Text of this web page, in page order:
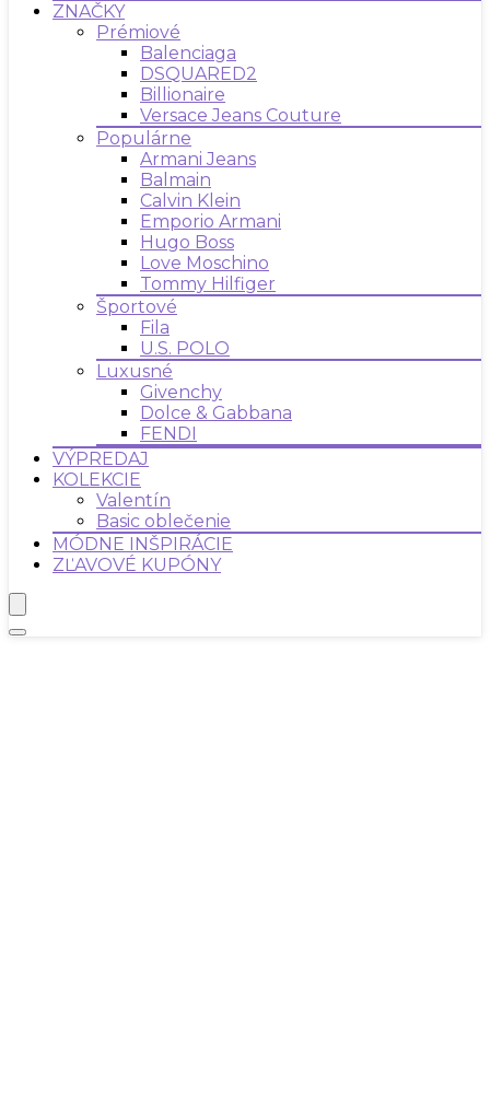
ZNAČKY
Prémiové
Balenciaga
DSQUARED2
Billionaire
Versace Jeans Couture
Populárne
Armani Jeans
Balmain
Calvin Klein
Emporio Armani
Hugo Boss
Love Moschino
Tommy Hilfiger
Športové
Fila
U.S. POLO
Luxusné
Givenchy
Dolce & Gabbana
FENDI
VÝPREDAJ
KOLEKCIE
Valentín
Basic oblečenie
MÓDNE INŠPIRÁCIE
ZĽAVOVÉ KUPÓNY